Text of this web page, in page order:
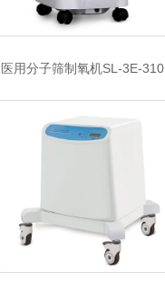
医用分子筛制氧机SL-3E-310